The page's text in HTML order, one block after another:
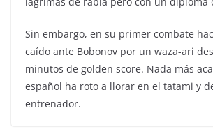
Sin embargo, en su primer combate
caído ante Bobonov por un waza-ari
minutos de golden score. Nada más
español ha roto a llorar en el tatami y
entrenador.